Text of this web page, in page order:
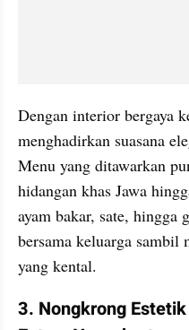
Dengan interior bergaya
menghadirkan suasana
Menu yang ditawarkan
hidangan khas Jawa
ayam bakar, sate, hingga
bersama keluarga sambil
yang kental.
3. Nongkrong